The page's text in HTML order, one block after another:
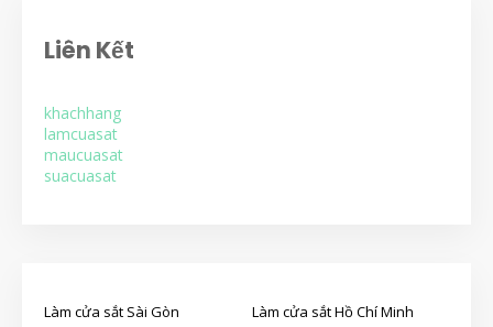
Liên Kết
khachhang
lamcuasat
maucuasat
suacuasat
Làm cửa sắt Sài Gòn
Làm cửa sắt Hồ Chí Minh